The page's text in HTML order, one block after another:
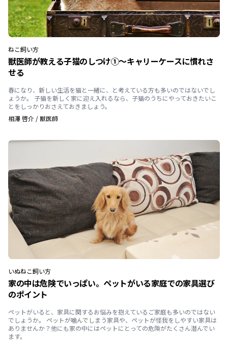
ねこ飼い方
獣医師が教える子猫のしつけ①〜キャリーケースに慣れさ
せる
春になり、新しい生活を猫と一緒に、と考えている方も多いのではないでし
ょうか。 子猫を新しく家に迎え入れるなら、子猫のうちにやっておきたいこ
とをしっかりおさえておきましょう。
相澤 啓介 /獣医師
いぬねこ飼い方
家の中は危険でいっぱい。ペットがいる家庭での家具選び
のポイント
ペットがいると、家具に関するお悩みを抱えているご家庭も多いのではない
でしょうか。 ペットが噛んでしまう家具や、ペットが怪我をしやすい家具は
ありませんか？他にも家の中にはペットにとっての危険がたくさん潜んでい
ます。